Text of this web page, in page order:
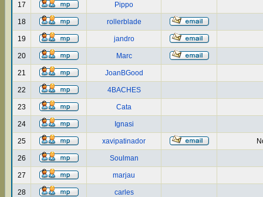
17 Pippo
18 rollerblade
19 jandro
20 Marc
21 JoanBGood
22 4BACHES
23 Cata
24 Ignasi
25 xavipatinador
26 Soulman
27 marjau
28 carles